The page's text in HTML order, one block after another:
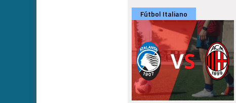
Fútbol Italiano